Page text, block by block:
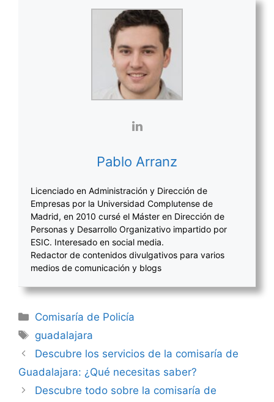
Pablo Arranz
Licenciado en Administración y Dirección de
Empresas por la Universidad Complutense de
Madrid, en 2010 cursé el Máster en Dirección de
Personas y Desarrollo Organizativo impartido por
ESIC. Interesado en social media.
Redactor de contenidos divulgativos para varios
medios de comunicación y blogs
Categorías
Comisaría de Policía
Etiquetas
guadalajara
Navegación
de
entradas
Descubre los servicios de la comisaría de
Guadalajara: ¿Qué necesitas saber?
Descubre todo sobre la comisaría de